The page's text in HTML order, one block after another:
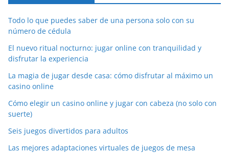
Todo lo que puedes saber de una persona solo con su
número de cédula
El nuevo ritual nocturno: jugar online con tranquilidad y
disfrutar la experiencia
La magia de jugar desde casa: cómo disfrutar al máximo un
casino online
Cómo elegir un casino online y jugar con cabeza (no solo con
suerte)
Seis juegos divertidos para adultos
Las mejores adaptaciones virtuales de juegos de mesa